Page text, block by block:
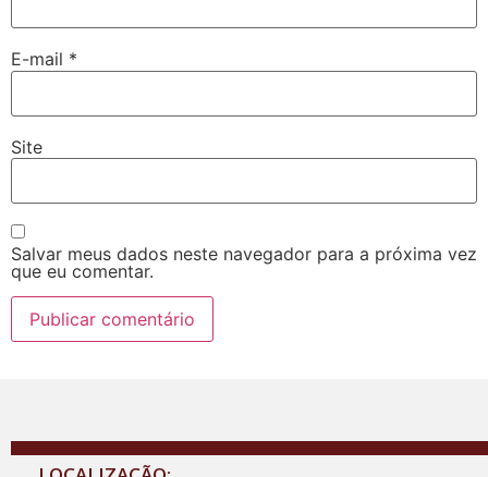
E-mail *
Site
Salvar meus dados neste navegador para a próxima vez
que eu comentar.